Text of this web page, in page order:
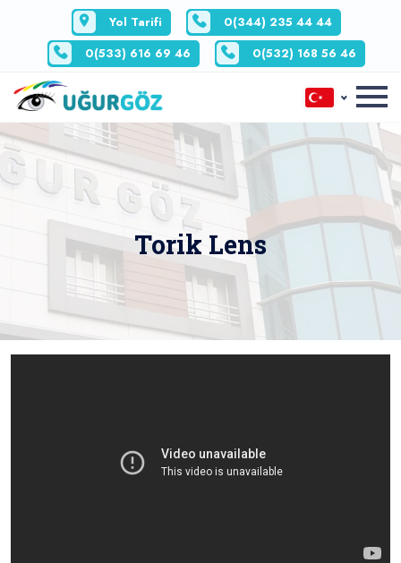
Yol Tarifi
0(344) 235 44 44
0(533) 616 69 46
0(532) 168 56 46
Torik Lens